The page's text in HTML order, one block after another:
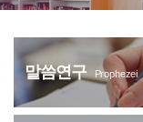
말씀연구 Prophezei